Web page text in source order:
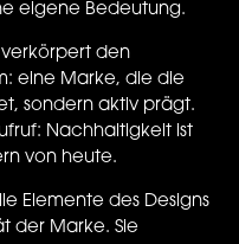
eigene Bedeutung.
verkörpert den
eine Marke, die die
sondern aktiv prägt.
Nachhaltigkeit ist
von heute.
Elemente des Designs
der Marke. Sie